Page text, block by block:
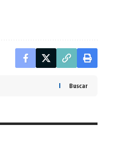
Buscar